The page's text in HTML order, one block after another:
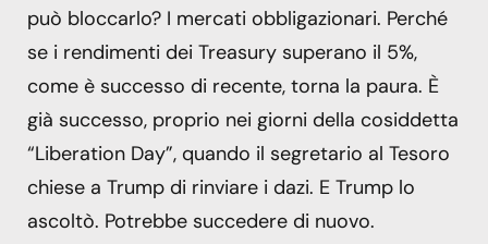
può bloccarlo? I mercati obbligazionari. Perché
se i rendimenti dei Treasury superano il 5%,
come è successo di recente, torna la paura. È
già successo, proprio nei giorni della cosiddetta
“Liberation Day”, quando il segretario al Tesoro
chiese a Trump di rinviare i dazi. E Trump lo
ascoltò. Potrebbe succedere di nuovo.